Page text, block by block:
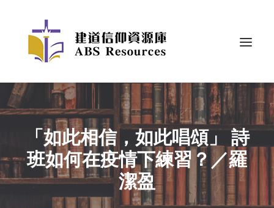
「如此相信，如此唱頌」 詩
班如何在疫情下練習？／羅
潔盈